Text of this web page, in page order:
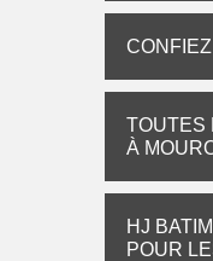
TOUTES
À
HJ
POUR